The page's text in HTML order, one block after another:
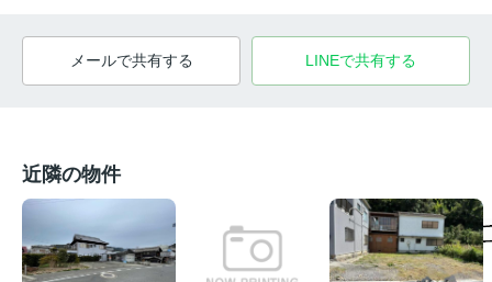
メールで共有する LINEで共有する
近隣の物件